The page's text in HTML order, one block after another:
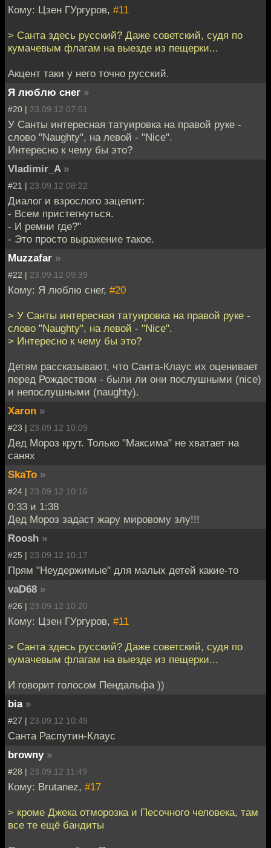
Кому: Цзен ГУргуров, #11
> Санта здесь русский? Даже советский, судя по
кумачевым флагам на выезде из пещерки...
Акцент таки у него точно русский.
Я люблю снег »
#20 | 23.09.12 07:51
У Санты интересная татуировка на правой руке -
слово "Naughty", на левой - "Nice".
Интересно к чему бы это?
Vladimir_A »
#21 | 23.09.12 08:22
Диалог и взрослого зацепит:
- Всем пристегнуться.
- И ремни где?"
- Это просто выражение такое.
Muzzafar »
#22 | 23.09.12 09:39
Кому: Я люблю снег, #20
> У Санты интересная татуировка на правой руке -
слово "Naughty", на левой - "Nice".
> Интересно к чему бы это?
Детям рассказывают, что Санта-Клаус их оценивает
перед Рождеством - были ли они послушными (nice)
и непослушными (naughty).
Xaron »
#23 | 23.09.12 10:09
Дед Мороз крут. Только "Максима" не хватает на
санях
SkaTo »
#24 | 23.09.12 10:16
0:33 и 1:38
Дед Мороз задаст жару мировому злу!!!
Roosh »
#25 | 23.09.12 10:17
Прям "Неудержимые" для малых детей какие-то
vaD68 »
#26 | 23.09.12 10:20
Кому: Цзен ГУргуров, #11
> Санта здесь русский? Даже советский, судя по
кумачевым флагам на выезде из пещерки...
И говорит голосом Пендальфа ))
bia »
#27 | 23.09.12 10:49
Санта Распутин-Клаус
browny »
#28 | 23.09.12 11:49
Кому: Brutanez, #17
> кроме Джека отморозка и Песочного человека, там
все те ещё бандиты